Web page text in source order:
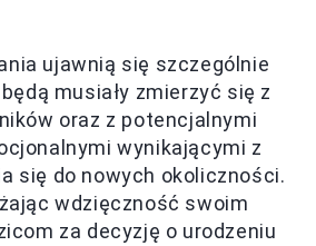
ujawnią się szczególnie
musiały zmierzyć się z
oraz z potencjalnymi
wynikającymi z
się do nowych okoliczności.
wdzięczność swoim
za decyzję o urodzeniu